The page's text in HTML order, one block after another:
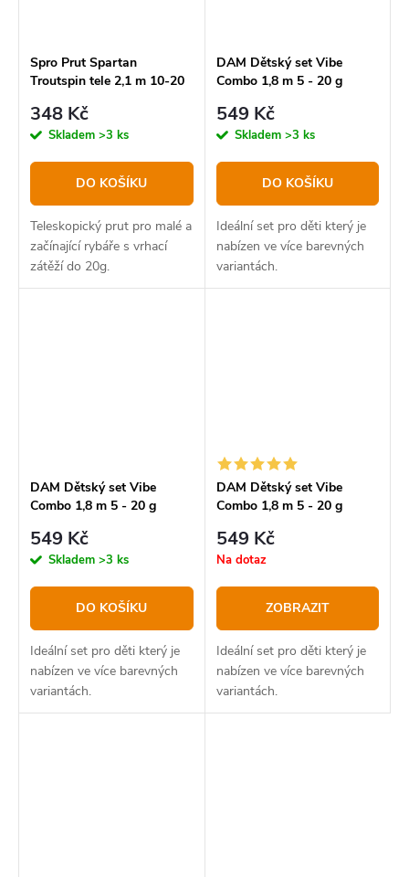
Spro Prut Spartan
Troutspin tele 2,1 m 10-20
348 Kč
Skladem >3 ks
DO KOŠÍKU
Teleskopický prut pro malé a
začínající rybáře s vrhací
zátěží do 20g.
DAM Dětský set Vibe
Combo 1,8 m 5 - 20 g
549 Kč
Skladem >3 ks
DO KOŠÍKU
Ideální set pro děti který je
nabízen ve více barevných
variantách.
DAM Dětský set Vibe
Combo 1,8 m 5 - 20 g
549 Kč
Skladem >3 ks
DO KOŠÍKU
Ideální set pro děti který je
nabízen ve více barevných
variantách.
DAM Dětský set Vibe
Combo 1,8 m 5 - 20 g
549 Kč
Na dotaz
ZOBRAZIT
Ideální set pro děti který je
nabízen ve více barevných
variantách.